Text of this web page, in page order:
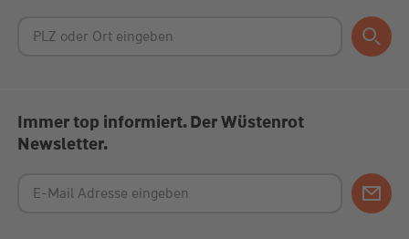
Immer top informiert. Der Wüstenrot
Newsletter.